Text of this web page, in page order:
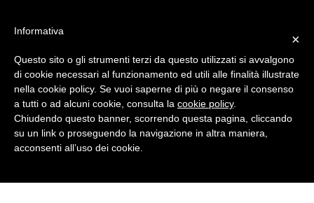
#WIS22
Home
Forum 2023
×
Informativa
Questo sito o gli strumenti terzi da questo utilizzati si avvalgono
di cookie necessari al funzionamento ed utili alle finalità illustrate
nella cookie policy. Se vuoi saperne di più o negare il consenso
a tutti o ad alcuni cookie, consulta la cookie policy.
Chiudendo questo banner, scorrendo questa pagina, cliccando
su un link o proseguendo la navigazione in altra maniera,
acconsenti all’uso dei cookie.